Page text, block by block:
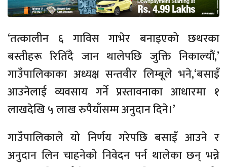
‘तत्कालीन ६ गाविस गाभेर बनाइएको छथरका
बस्तीहरू रितिँदै जान थालेपछि जुक्ति निकाल्यौं,’
गाउँपालिकाका अध्यक्ष सन्तवीर लिम्बूले भने,‘बसाइँ
आउनेलाई व्यवसाय गर्ने प्रस्तावनाका आधारमा १
लाखदेखि ५ लाख रुपैयाँसम्म अनुदान दिने।’
गाउँपालिकाले यो निर्णय गरेपछि बसाइँ आउने र
अनुदान लिन चाहनेको निवेदन पर्न थालेका छन् भन्ने